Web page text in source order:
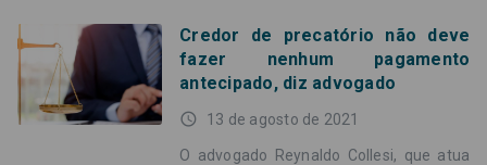
Credor de precatório não deve
fazer nenhum pagamento
antecipado, diz advogado
access_time 13 de agosto de 2021
O advogado Reynaldo Collesi, que atua